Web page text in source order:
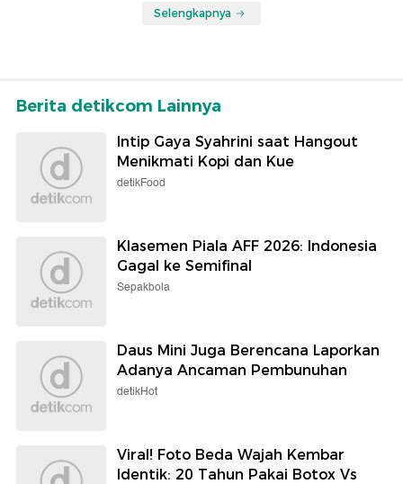
Selengkapnya
Berita detikcom Lainnya
Intip Gaya Syahrini saat Hangout
Menikmati Kopi dan Kue
detikFood
Klasemen Piala AFF 2026: Indonesia
Gagal ke Semifinal
Sepakbola
Daus Mini Juga Berencana Laporkan
Adanya Ancaman Pembunuhan
detikHot
Viral! Foto Beda Wajah Kembar
Identik: 20 Tahun Pakai Botox Vs